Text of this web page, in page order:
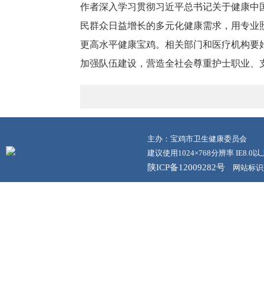
作者深入学习贯彻习近平总书记关于健康
民群众日益增长的多元化健康需求，用专
更高水平健康宝鸡。相关部门和医疗机构
加强队伍建设，营造全社会尊重护士职业、
主办：宝鸡市卫生健康委员会
建议使用1024×768分辨率 IE8.0以
陕ICP备12009282号 网站标